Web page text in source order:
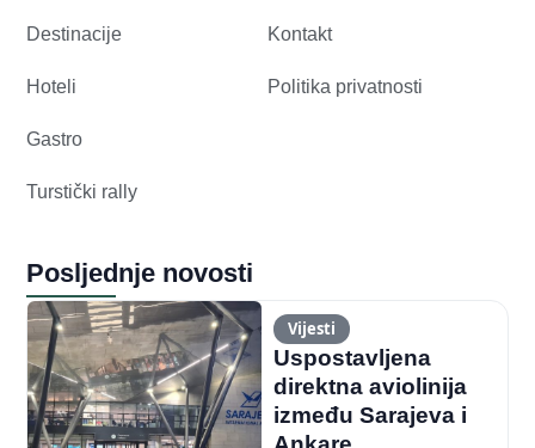
Destinacije
Hoteli
Gastro
Turstički rally
Kontakt
Politika privatnosti
Posljednje novosti
Vijesti
Uspostavljena
direktna aviolinija
između Sarajeva i